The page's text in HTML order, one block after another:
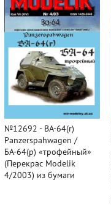
№12692 - BA-64(r)
Panzerspahwagen /
БА-64(р) «трофейный»
(Перекрас Modelik
4/2003) из бумаги